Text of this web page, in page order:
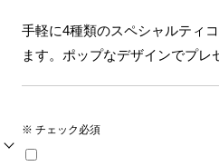
手軽に4種類のスペシャルティ
ます。ポップなデザインでプレ
※ チェック必須